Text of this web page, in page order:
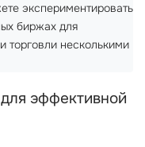
экспериментировать
биржах для
торговли несколькими
эффективной